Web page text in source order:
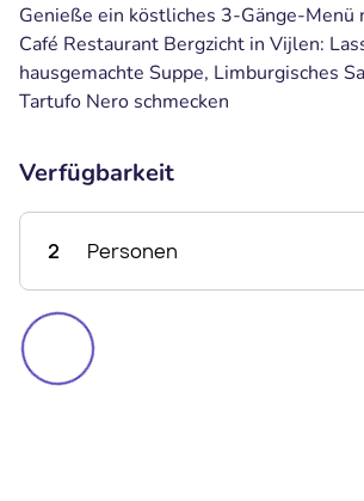
Genieße ein köstliches 3-Gänge-Menü
Café Restaurant Bergzicht in Vijlen:
hausgemachte Suppe, Limburgisches
Tartufo Nero schmecken
Verfügbarkeit
2 Personen